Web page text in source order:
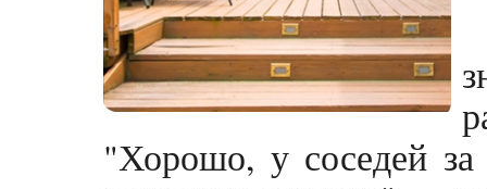
"Хорошо, у соседей за